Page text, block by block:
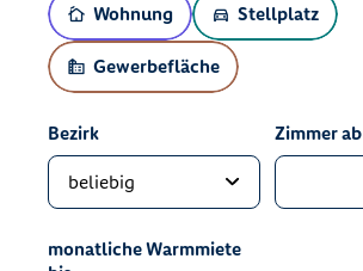
Wohnung Stellplatz
Gewerbefläche
Bezirk Zimmer ab
monatliche Warmmiete